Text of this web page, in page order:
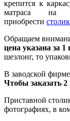
крепится к
матраса на
приобрести столик
Обращаем
цена указана за
шезлонг, то
В заводской
Чтобы заказать
Приставной
фотографиях, в